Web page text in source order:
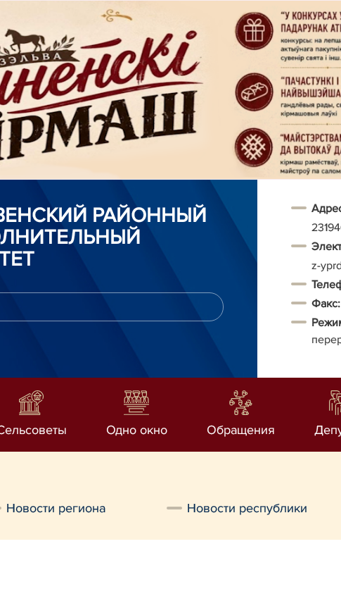
РАЙОННЫЙ
z-
Т
Факс:
Одно окно Обращения
Новости региона Новости республики